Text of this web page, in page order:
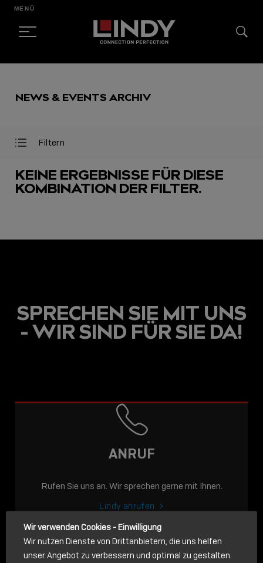
CONTENT
MENÜ
NEWS & EVENTS ARCHIV
Filter
Filter
Filtern
USB-C ÜBER LANGE
DISTANZEN: AKTIVE
USB-C-KABEL FÜR
STABILE 10 GBIT/S BIS
KEINE ERGEBNISSE FÜR DIESE
KOMBINATION DER FILTER.
SPRECHEN SIE MIT UNS
- WIR SIND FÜR SIE DA!
ANRUF
Rufen Sie uns an. Wir sprechen gerne mit Ihnen.
Lindy anrufen
Wir verwenden Cookies - Einwilligung
Wir nutzen Dienste von Drittanbietern, die uns helfen
unser Angebot zu verbessern und optimal zu gestalten.